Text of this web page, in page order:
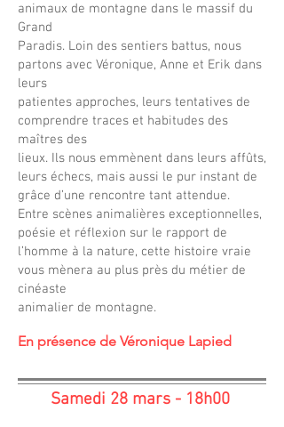
Samedi 28 mars - 18h00
animaux de montagne dans le massif du
Grand
Paradis. Loin des sentiers battus, nous
partons avec Véronique, Anne et Erik dans
leurs
patientes approches, leurs tentatives de
comprendre traces et habitudes des
maîtres des
lieux. Ils nous emmènent dans leurs affûts,
leurs échecs, mais aussi le pur instant de
grâce d’une rencontre tant attendue.
Entre scènes animalières exceptionnelles,
poésie et réflexion sur le rapport de
l’homme à la nature, cette histoire vraie
vous mènera au plus près du métier de
cinéaste
animalier de montagne.
En présence de Véronique Lapied